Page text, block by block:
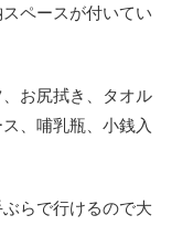
ペースが付いてい
お尻拭き、タオル
、哺乳瓶、小銭入
らで行けるので大